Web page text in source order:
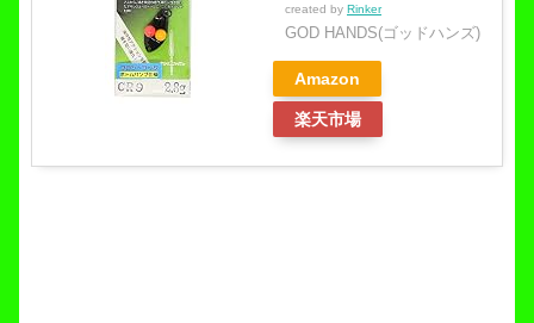
created by Rinker
GOD HANDS(ゴッドハンズ)
Amazon
楽天市場